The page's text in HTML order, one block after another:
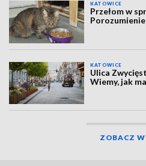
KATOWICE
Przełom w
KATOWICE
Ulica
Wiemy, jak
ZOBACZ